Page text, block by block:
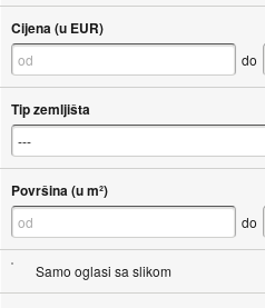
Cijena (u EUR)
do
Tip zemljišta
Površina (u m²)
do
Samo oglasi sa slikom